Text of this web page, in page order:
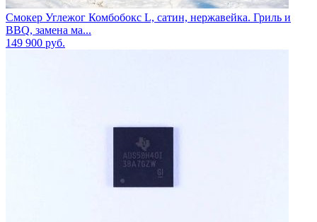
Смокер Углежог Комбобокс L, сатин, нержавейка. Гриль и
BBQ, замена ма...
149 900 руб.